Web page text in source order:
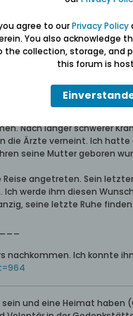
abheben? Ich werde
ob er schon mein
der Besucher, die sich
ein und bitte den Fahrer
Fahrpreis. Mit dem
Mine auf mich zu,
gestorben ist.“
Nach langer schwerer
Ärzte verneint. Ich
seine Mutter geboren
angetreten. Sein
Ich werde ihm diesen
seine letzte Ruhe finden.
nachkommen. Ich konnte
und eine Heimat haben
agree to ourPrivacy Policy
You also acknowledge
collection, storage, and
this forum is